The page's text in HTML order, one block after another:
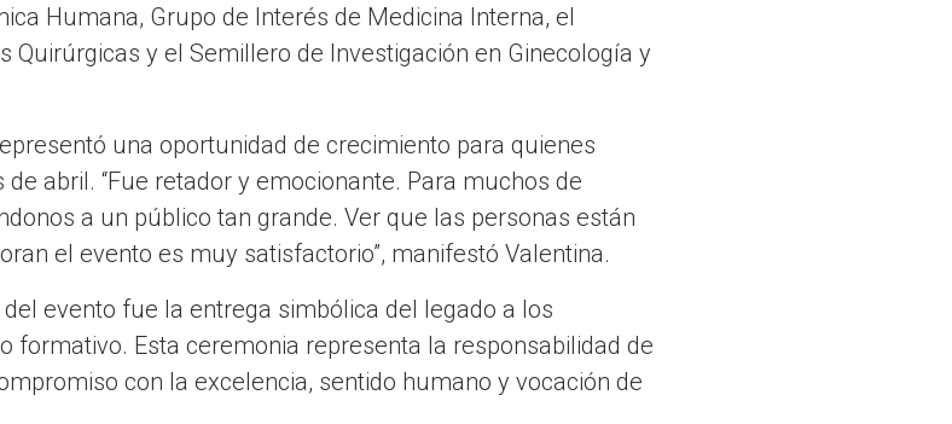
Humana, Grupo de Interés de Medicina Interna, el
Quirúrgicas y el Semillero de Investigación en Ginecología y
una oportunidad de crecimiento para quienes
abril. “Fue retador y emocionante. Para muchos de
a un público tan grande. Ver que las personas están
el evento es muy satisfactorio”, manifestó Valentina.
evento fue la entrega simbólica del legado a los
formativo. Esta ceremonia representa la responsabilidad de
con la excelencia, sentido humano y vocación de